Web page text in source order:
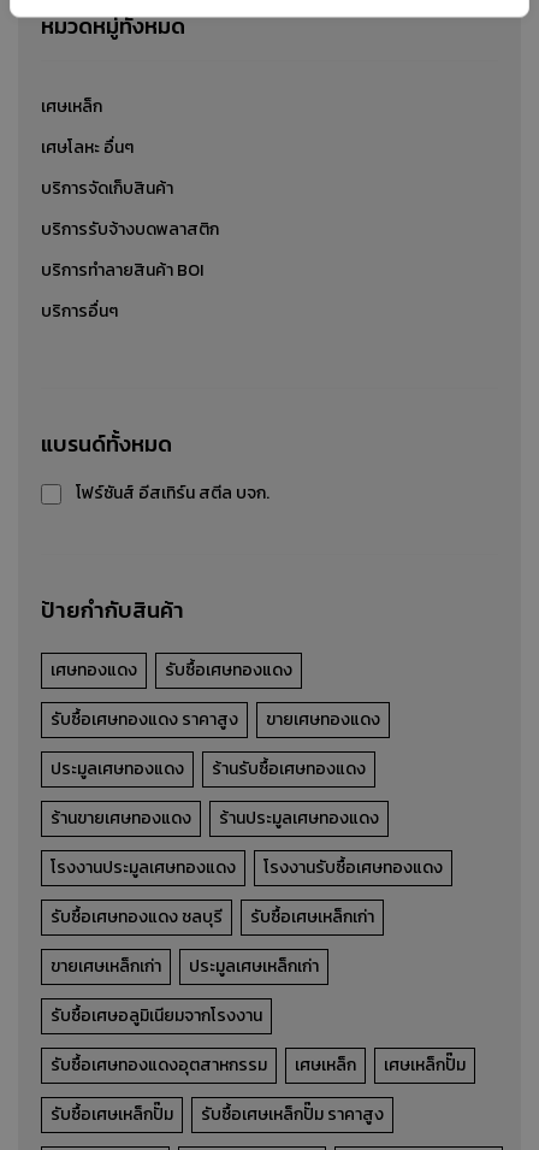
เศษอลูมิเนียม
รับซื้อ-ขาย-ประมูล เศษอลูมิเนียม
หมวดหมู่ทั้งหมด
เศษเหล็ก
เศษโลหะ อื่นๆ
บริการจัดเก็บสินค้า
บริการรับจ้างบดพลาสติก
บริการทำลายสินค้า BOI
บริการอื่นๆ
แบรนด์ทั้งหมด
โฟร์ซันส์ อีสเทิร์น สตีล บจก.
ป้ายกำกับสินค้า
เศษทองแดง
รับซื้อเศษทองแดง
รับซื้อเศษทองแดง ราคาสูง
ขายเศษทองแดง
ประมูลเศษทองแดง
ร้านรับซื้อเศษทองแดง
ร้านขายเศษทองแดง
ร้านประมูลเศษทองแดง
โรงงานประมูลเศษทองแดง
โรงงานรับซื้อเศษทองแดง
รับซื้อเศษทองแดง ชลบุรี
รับซื้อเศษเหล็กเก่า
ขายเศษเหล็กเก่า
ประมูลเศษเหล็กเก่า
รับซื้อเศษอลูมิเนียมจากโรงงาน
รับซื้อเศษทองแดงอุตสาหกรรม
เศษเหล็ก
เศษเหล็กปั๊ม
รับซื้อเศษเหล็กปั๊ม
รับซื้อเศษเหล็กปั๊ม ราคาสูง